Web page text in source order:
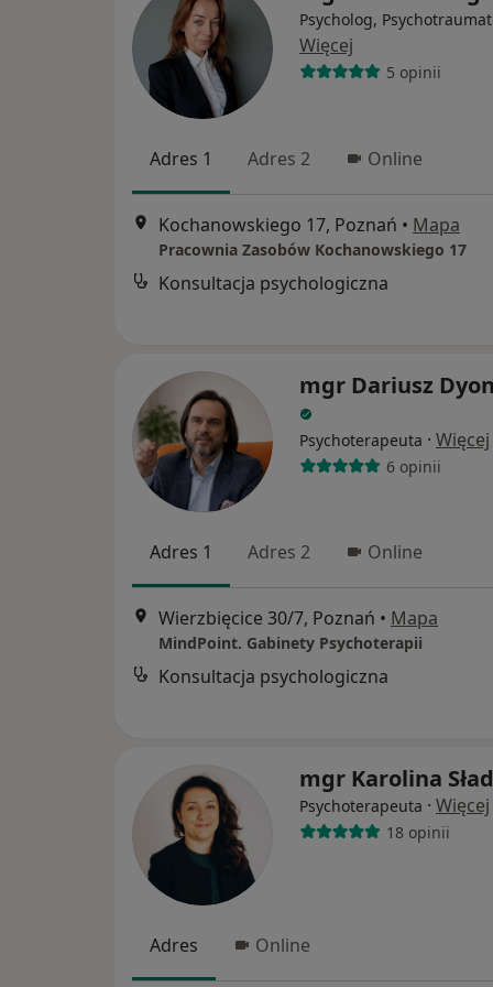
Psycholog,
Więcej
5 opinii
Adres 1 Adres 2 Online
Kochanowskiego 17, Poznań • Mapa
Pracownia Zasobów Kochanowskiego 17
Konsultacja psychologiczna
mgr Dariusz
Psychoterapeuta · Więcej
6 opinii
Adres 1 Adres 2 Online
Wierzbięcice 30/7, Poznań • Mapa
MindPoint. Gabinety Psychoterapii
Konsultacja psychologiczna
mgr Karolina
Psychoterapeuta · Więcej
18 opinii
Adres Online